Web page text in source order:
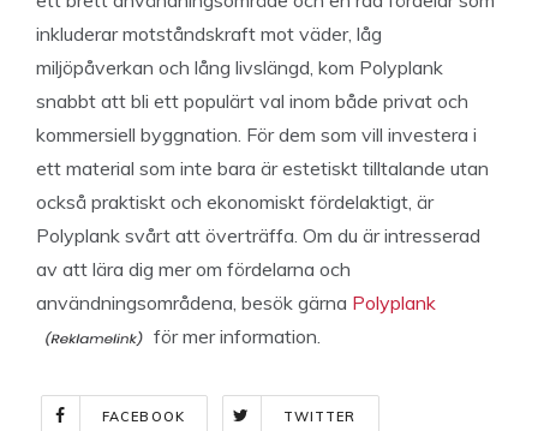
inkluderar motståndskraft mot väder, låg
miljöpåverkan och lång livslängd, kom Polyplank
snabbt att bli ett populärt val inom både privat och
kommersiell byggnation. För dem som vill investera i
ett material som inte bara är estetiskt tilltalande utan
också praktiskt och ekonomiskt fördelaktigt, är
Polyplank svårt att överträffa. Om du är intresserad
av att lära dig mer om fördelarna och
användningsområdena, besök gärna Polyplank
för mer information.
FACEBOOK TWITTER